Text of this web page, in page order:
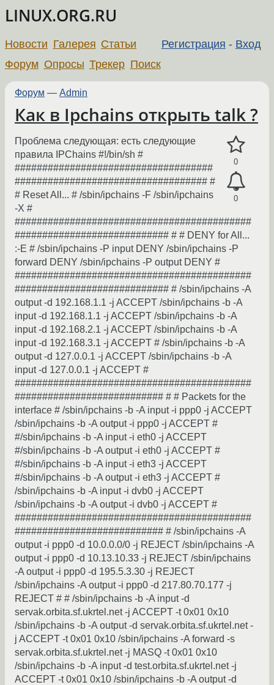
LINUX.ORG.RU
Регистрация - Вход
Новости Галерея Статьи
Форум Опросы Трекер Поиск
Форум — Admin
Как в Ipchains открыть talk ?
0
0
Проблема следующая: есть следующие
правила IPChains #!/bin/sh #
####################################
################################### #
# Reset All... # /sbin/ipchains -F /sbin/ipchains
-X #
###########################################
############################ # # DENY for All...
:-E # /sbin/ipchains -P input DENY /sbin/ipchains -P
forward DENY /sbin/ipchains -P output DENY #
###########################################
############################ # /sbin/ipchains -A
output -d 192.168.1.1 -j ACCEPT /sbin/ipchains -b -A
input -d 192.168.1.1 -j ACCEPT /sbin/ipchains -b -A
input -d 192.168.2.1 -j ACCEPT /sbin/ipchains -b -A
input -d 192.168.3.1 -j ACCEPT # /sbin/ipchains -b -A
output -d 127.0.0.1 -j ACCEPT /sbin/ipchains -b -A
input -d 127.0.0.1 -j ACCEPT #
###########################################
########################### # # Packets for the
interface # /sbin/ipchains -b -A input -i ppp0 -j ACCEPT
/sbin/ipchains -b -A output -i ppp0 -j ACCEPT #
#/sbin/ipchains -b -A input -i eth0 -j ACCEPT
#/sbin/ipchains -b -A output -i eth0 -j ACCEPT #
#/sbin/ipchains -b -A input -i eth3 -j ACCEPT
#/sbin/ipchains -b -A output -i eth3 -j ACCEPT #
/sbin/ipchains -b -A input -i dvb0 -j ACCEPT
/sbin/ipchains -b -A output -i dvb0 -j ACCEPT #
###########################################
########################### # /sbin/ipchains -A
output -i ppp0 -d 10.0.0.0/0 -j REJECT /sbin/ipchains -A
output -i ppp0 -d 10.13.10.33 -j REJECT /sbin/ipchains
-A output -i ppp0 -d 195.5.3.30 -j REJECT
/sbin/ipchains -A output -i ppp0 -d 217.80.70.177 -j
REJECT # # /sbin/ipchains -b -A input -d
servak.orbita.sf.ukrtel.net -j ACCEPT -t 0x01 0x10
/sbin/ipchains -b -A output -d servak.orbita.sf.ukrtel.net -
j ACCEPT -t 0x01 0x10 /sbin/ipchains -A forward -s
servak.orbita.sf.ukrtel.net -j MASQ -t 0x01 0x10
/sbin/ipchains -b -A input -d test.orbita.sf.ukrtel.net -j
ACCEPT -t 0x01 0x10 /sbin/ipchains -b -A output -d